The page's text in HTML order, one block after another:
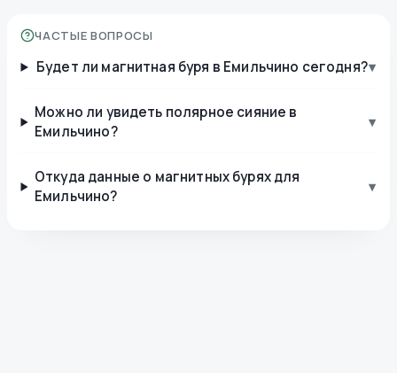
ЧАСТЫЕ ВОПРОСЫ
Будет ли магнитная буря в Емильчино сегодня?▾
Можно ли увидеть полярное сияние в
Емильчино?
▾
Откуда данные о магнитных бурях для
Емильчино?
▾